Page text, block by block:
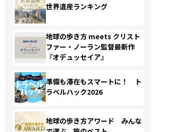
世界遺産ランキング
地球の歩き方 meets クリスト
ファー・ノーラン監督最新作
『オデュッセイア』
準備も滞在もスマートに！ ト
ラベルハック2026
地球の歩き方アワード みんな